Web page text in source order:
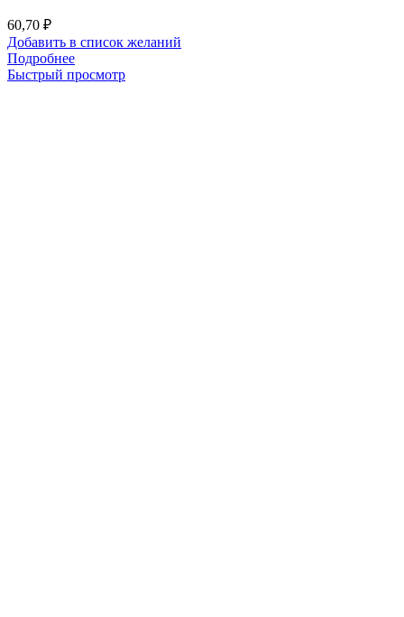
60,70 ₽
Добавить в список желаний
Подробнее
Быстрый просмотр